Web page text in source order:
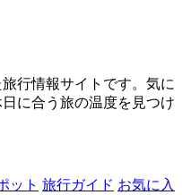
行情報サイトです。気に
に合う旅の温度を見つけ
ット 旅行ガイド お気に入